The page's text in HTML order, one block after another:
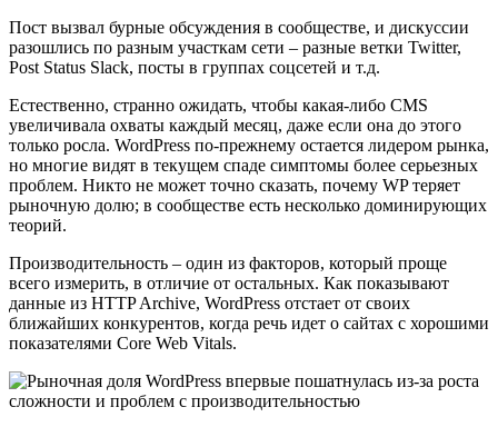
Пост вызвал бурные обсуждения в сообществе, и дискуссии
разошлись по разным участкам сети – разные ветки Twitter,
Post Status Slack, посты в группах соцсетей и т.д.
Естественно, странно ожидать, чтобы какая-либо CMS
увеличивала охваты каждый месяц, даже если она до этого
только росла. WordPress по-прежнему остается лидером рынка,
но многие видят в текущем спаде симптомы более серьезных
проблем. Никто не может точно сказать, почему WP теряет
рыночную долю; в сообществе есть несколько доминирующих
теорий.
Производительность – один из факторов, который проще
всего измерить, в отличие от остальных. Как показывают
данные из HTTP Archive, WordPress отстает от своих
ближайших конкурентов, когда речь идет о сайтах с хорошими
показателями Core Web Vitals.